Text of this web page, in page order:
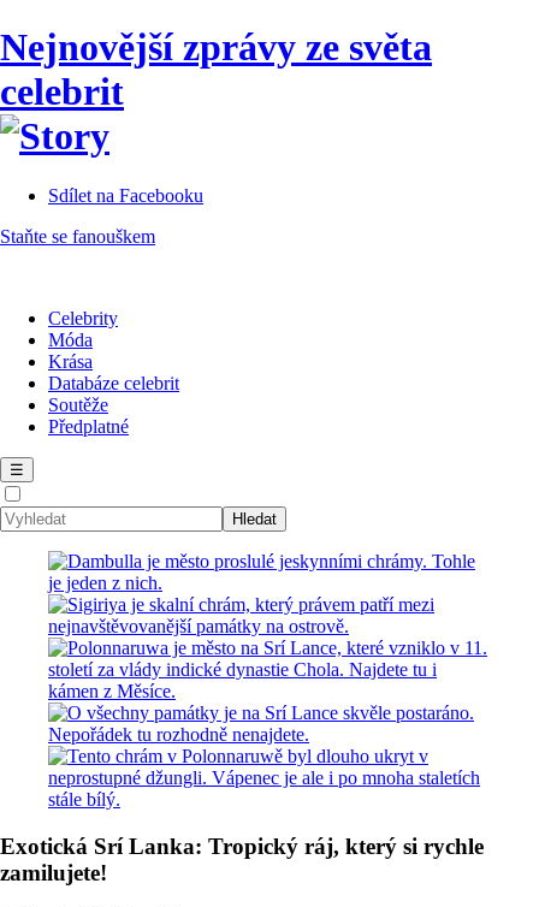
Nejnovější zprávy ze světa
celebrit
Sdílet na Facebooku
Staňte se fanouškem
Celebrity
Móda
Krása
Databáze celebrit
Soutěže
Předplatné
☰
Exotická Srí Lanka: Tropický ráj, který si rychle
zamilujete!